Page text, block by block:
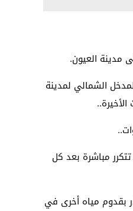
مدينة العيون.
الشمالي لمدينة
مباشرة بعد كل
ما ينذر بقدوم مياه أخرى في